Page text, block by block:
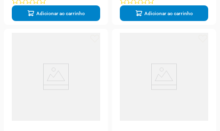
Adicionar ao carrinho Adicionar ao carrinho